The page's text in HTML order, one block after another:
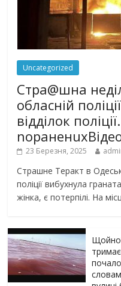
Uncategorized
Стра@шна
обласній
відділок
23 Березня, 2025
Страшне Теракт в
поліції вибухнула
жінка, є потерпілі. На